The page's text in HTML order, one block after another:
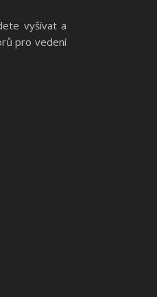
vyšívat a
pro vedení